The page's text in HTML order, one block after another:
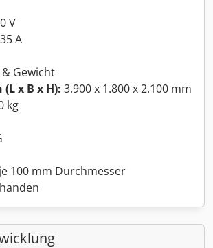
V
35 A
Gewicht
x B x H): 3.900 x 1.800 x 2.100 mm
kg
100 mm Durchmesser